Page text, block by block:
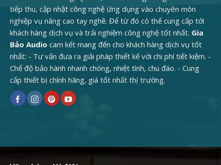
tiếp thu, cập nhật công nghệ ứng dụng vào chuyên môn
nghiệp vụ nâng cao tay nghề. Để từ đó có thể cung cấp tới
khách hàng dịch vụ và trải nghiệm công nghệ tốt nhất. Gia
Bảo Audio cam kết mang đến cho khách hàng dịch vụ tốt
nhất: - Tư vấn đưa ra giải pháp thiết kế với chi phí tiết kiệm. -
Chế độ bảo hành nhanh chóng, nhiệt tình, chu đáo. - Cung
cấp thiết bị chính hãng, giá tốt nhất thị trường.